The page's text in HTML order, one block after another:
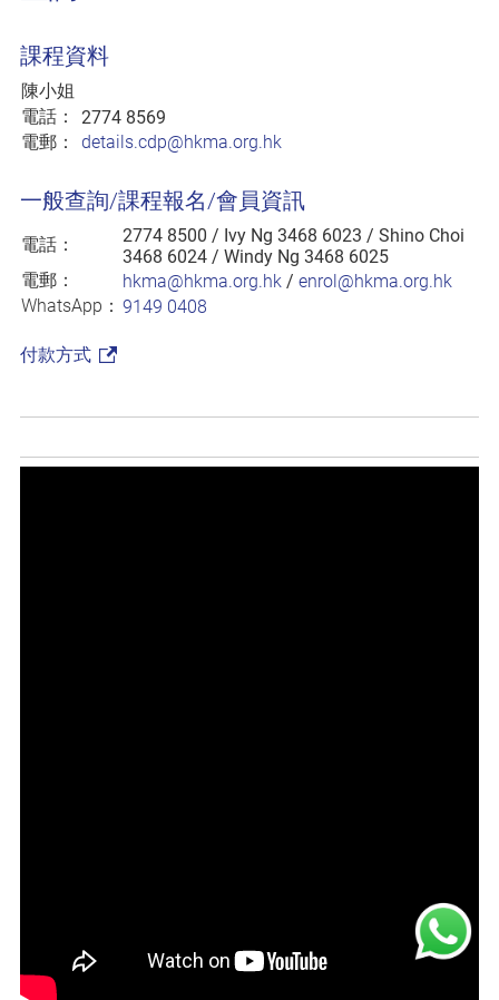
課程資料
陳小姐
電話：
2774 8569
電郵：
details.cdp@hkma.org.hk
一般查詢/課程報名/會員資訊
電話： 2774 8500 / Ivy Ng 3468 6023 / Shino Choi
3468 6024 / Windy Ng 3468 6025
電郵：
hkma@hkma.org.hk / enrol@hkma.org.hk
WhatsApp： 9149 0408
付款方式